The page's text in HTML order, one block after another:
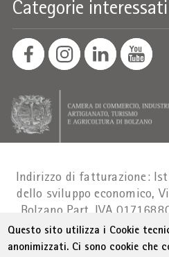
Categorie interessati
Indirizzo di fatturazione:
dello sviluppo economico,
Bolzano Part. IVA
Questo sito utilizza i Cookie
anonimizzati. Ci sono cookie che